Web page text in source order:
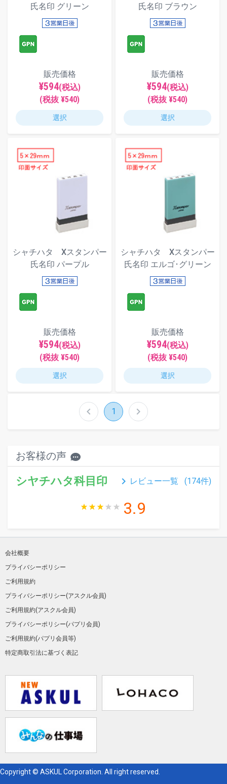
氏名印 グリーン
販売価格
¥594(税込)
(税抜 ¥540)
選択
氏名印 ブラウン
販売価格
¥594(税込)
(税抜 ¥540)
選択
シャチハタ Xスタンパー
氏名印 パープル
販売価格
¥594(税込)
(税抜 ¥540)
選択
シャチハタ Xスタンパー
氏名印 エルゴ･グリーン
販売価格
¥594(税込)
(税抜 ¥540)
選択
chevron_left 1 chevron_right
お客様の声
シヤチハタ科目印 keyboard_arrow_right レビュー一覧 (174件)
3.9
会社概要
プライバシーポリシー
ご利用規約
プライバシーポリシー(アスクル会員)
ご利用規約(アスクル会員)
プライバシーポリシー(パプリ会員)
ご利用規約(パプリ会員等)
特定商取引法に基づく表記
Copyright © ASKUL Corporation. All right reserved.